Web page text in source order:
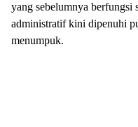
yang sebelumnya berfungsi
administratif kini dipenuhi
menumpuk.